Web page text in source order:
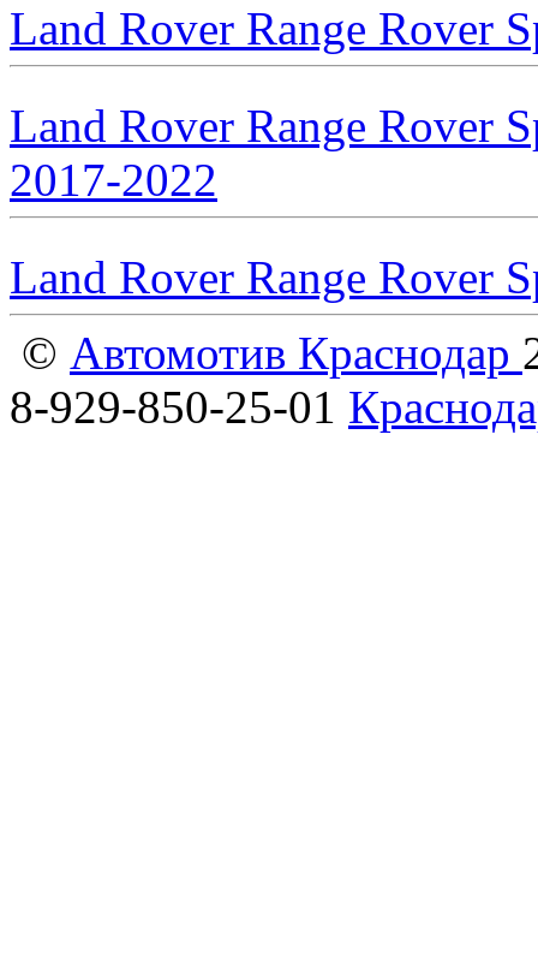
Land Rover Range Rover
Land Rover Range Rover
2017-2022
Land Rover Range Rover
© Автомотив Краснодар
8-929-850-25-01